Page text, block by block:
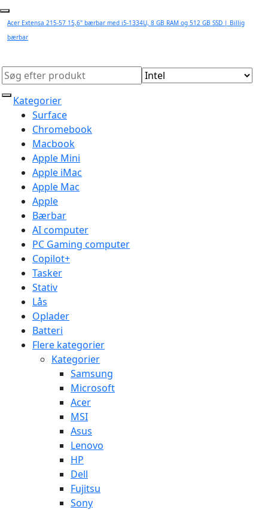
Acer Extensa 215-57 15,6" bærbar med i5-1334U, 8 GB RAM og 512 GB SSD | Billig
bærbar
Kategorier
Surface
Chromebook
Macbook
Apple Mini
Apple iMac
Apple Mac
Apple
Bærbar
AI computer
PC Gaming computer
Copilot+
Tasker
Stativ
Lås
Oplader
Batteri
Flere kategorier
Kategorier
Samsung
Microsoft
Acer
MSI
Asus
Lenovo
HP
Dell
Fujitsu
Sony